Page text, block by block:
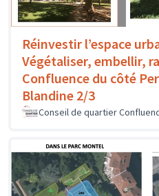
Réinvestir l’espace
Végétaliser, embellir,
Confluence du côté
Blandine 2/3
Conseil de quartier